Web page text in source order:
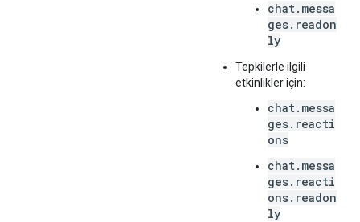
chat.messa
ges.readon
ly
Tepkilerle ilgili
etkinlikler için:
chat.messa
ges.reacti
ons
chat.messa
ges.reacti
ons.readon
ly